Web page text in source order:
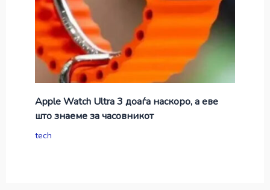
Apple Watch Ultra 3 доаѓа наскоро, а еве
што знаеме за часовникот
tech